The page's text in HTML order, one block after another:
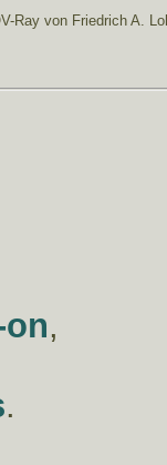
Ray von Friedrich A.
,
.